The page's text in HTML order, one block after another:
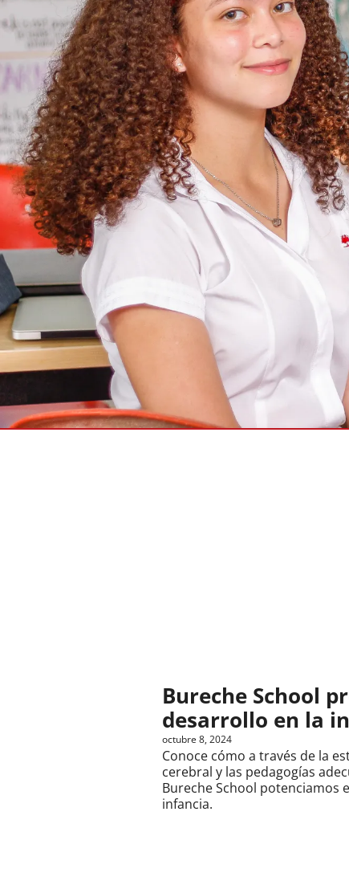
Bureche School
desarrollo en la
octubre 8, 2024
Conoce cómo a través de la
cerebral y las pedagogías
Bureche School potenciamos
infancia.